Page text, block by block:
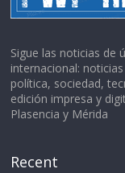
Sigue las noticias de
internacional:
política, sociedad,
edición impresa y
Plasencia y Mérida
Recent